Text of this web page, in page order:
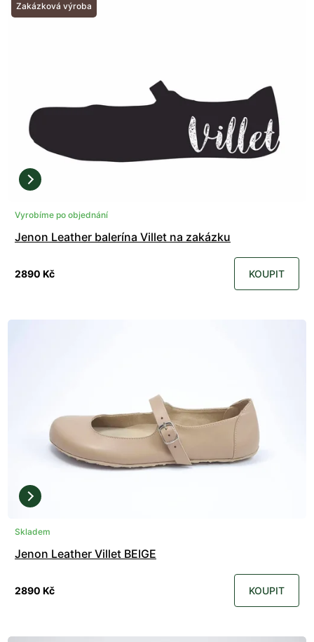
Zakázková výroba
Vyrobíme po objednání
Jenon Leather balerína Villet na zakázku
2890 Kč KOUPIT
Skladem
Jenon Leather Villet BEIGE
2890 Kč KOUPIT